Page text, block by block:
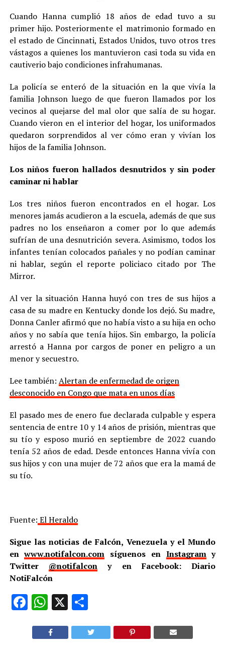
Cuando Hanna cumplió 18 años de edad tuvo a su
primer hijo. Posteriormente el matrimonio formado en
el estado de Cincinnati, Estados Unidos, tuvo otros tres
vástagos a quienes los mantuvieron casi toda su vida en
cautiverio bajo condiciones infrahumanas.
La policía se enteró de la situación en la que vivía la
familia Johnson luego de que fueron llamados por los
vecinos al quejarse del mal olor que salía de su hogar.
Cuando vieron en el interior del hogar, los uniformados
quedaron sorprendidos al ver cómo eran y vivían los
hijos de la familia Johnson.
Los niños fueron hallados desnutridos y sin poder
caminar ni hablar
Los tres niños fueron encontrados en el hogar. Los
menores jamás acudieron a la escuela, además de que sus
padres no los enseñaron a comer por lo que además
sufrían de una desnutrición severa. Asimismo, todos los
infantes tenían colocados pañales y no podían caminar
ni hablar, según el reporte policiaco citado por The
Mirror.
Al ver la situación Hanna huyó con tres de sus hijos a
casa de su madre en Kentucky donde los dejó. Su madre,
Donna Canler afirmó que no había visto a su hija en ocho
años y no sabía que tenía hijos. Sin embargo, la policía
arrestó a Hanna por cargos de poner en peligro a un
menor y secuestro.
Lee también: Alertan de enfermedad de origen
desconocido en Congo que mata en unos días
El pasado mes de enero fue declarada culpable y espera
sentencia de entre 10 y 14 años de prisión, mientras que
su tío y esposo murió en septiembre de 2022 cuando
tenía 52 años de edad. Desde entonces Hanna vivía con
sus hijos y con una mujer de 72 años que era la mamá de
su tío.
Fuente: El Heraldo
Sigue las noticias de Falcón, Venezuela y el Mundo
enwww.notifalcon.com síguenos en Instagramy
Twitter @notifalcon y en Facebook: Diario
NotiFalcón
Facebook
WhatsApp
X Compartir